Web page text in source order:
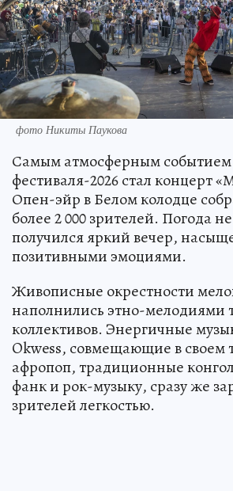
фото Никиты Паукова
Самым атмосферным событием
фестиваля-2026 стал концерт
Опен-эйр в Белом колодце
более 2 000 зрителей. Погода
получился яркий вечер,
позитивными эмоциями.
Живописные окрестности
наполнились этно-мелодиями
коллективов. Энергичные
Okwess, совмещающие в своем
афропоп, традиционные
фанк и рок-музыку, сразу же
зрителей легкостью.